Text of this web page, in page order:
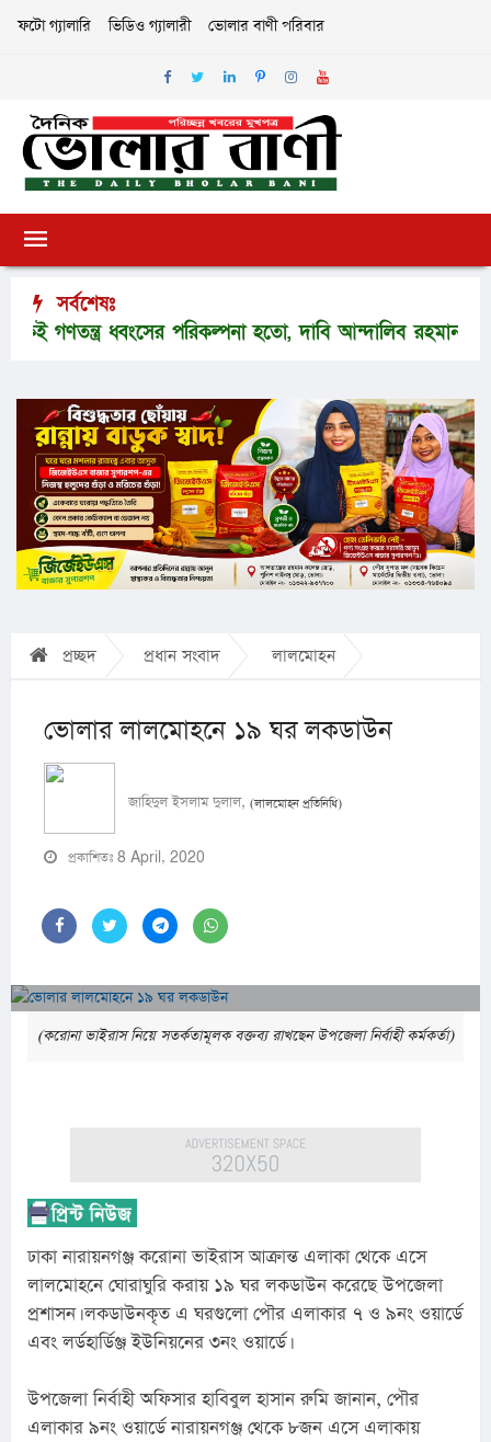
ফটো গ্যালারি ভিডিও গ্যালারী ভোলার বাণী পরিবার
সর্বশেষঃ
ধ্বংসের পরিকল্পনা হতো, দাবি আন্দালিব রহমান পার্থের
প্রচ্ছদ প্রধান সংবাদ লালমোহন
ভোলার লালমোহনে ১৯ ঘর লকডাউন
জাহিদুল ইসলাম দুলাল, (লালমোহন প্রতিনিধি)
প্রকাশিতঃ 8 April, 2020
(করোনা ভাইরাস নিয়ে সতর্কতামূলক বক্তব্য রাখছেন উপজেলা নির্বাহী কর্মকর্তা)
ঢাকা নারায়নগঞ্জ করোনা ভাইরাস আক্রান্ত এলাকা থেকে এসে
লালমোহনে ঘোরাঘুরি করায় ১৯ ঘর লকডাউন করেছে উপজেলা
প্রশাসন। লকডাউনকৃত এ ঘরগুলো পৌর এলাকার ৭ ও ৯নং ওয়ার্ডে
এবং লর্ডহার্ডিঞ্জ ইউনিয়নের ৩নং ওয়ার্ডে।
উপজেলা নির্বাহী অফিসার হাবিবুল হাসান রুমি জানান, পৌর
এলাকার ৯নং ওয়ার্ডে নারায়নগঞ্জ থেকে ৮জন এসে এলাকায়